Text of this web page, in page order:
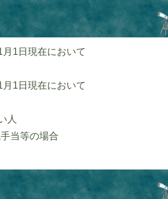
1日現在において
1日現在において
人
当等の場合